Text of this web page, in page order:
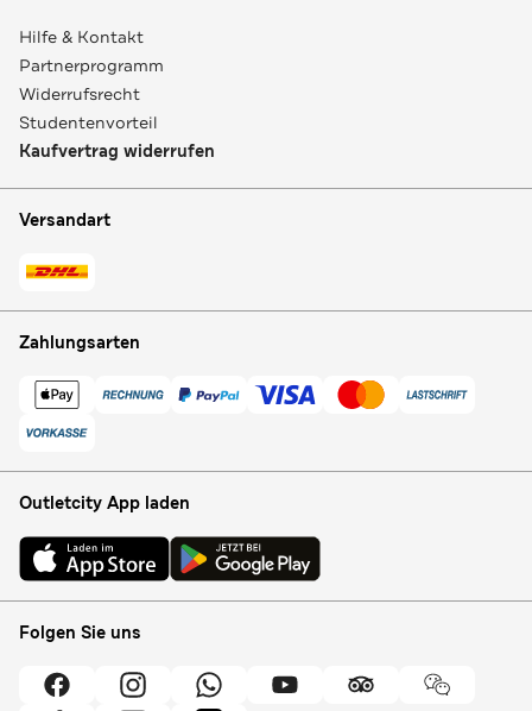
Hilfe & Kontakt
Partnerprogramm
Widerrufsrecht
Studentenvorteil
Kaufvertrag widerrufen
Versandart
Zahlungsarten
Outletcity App laden
Folgen Sie uns